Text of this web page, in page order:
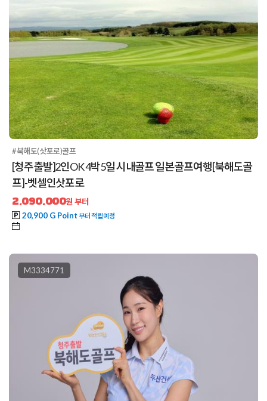
#북해도(삿포로)골프
[청주출발]2인OK 4박5일 시내골프 일본골프여행[북해도골
프]-벳셀인삿포로
2,090,000원 부터
20,900 G Point 부터 적립예정
M3334771